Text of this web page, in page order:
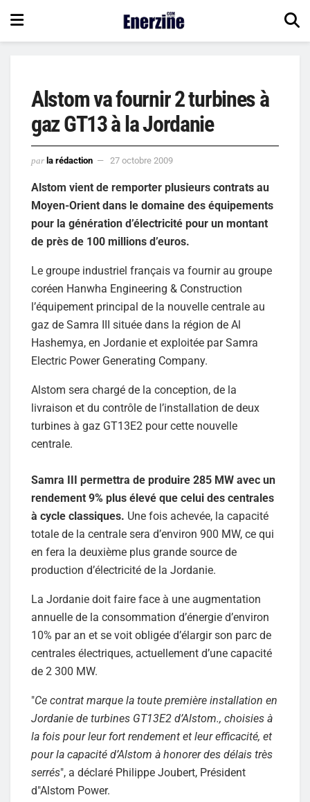
Alstom va fournir 2 turbines à
gaz GT13 à la Jordanie
par la rédaction 27 octobre 2009
Alstom vient de remporter plusieurs contrats au
Moyen-Orient dans le domaine des équipements
pour la génération d’électricité pour un montant
de près de 100 millions d’euros.
Le groupe industriel français va fournir au groupe
coréen Hanwha Engineering & Construction
l’équipement principal de la nouvelle centrale au
gaz de Samra III située dans la région de Al
Hashemya, en Jordanie et exploitée par Samra
Electric Power Generating Company.
Alstom sera chargé de la conception, de la
livraison et du contrôle de l’installation de deux
turbines à gaz GT13E2 pour cette nouvelle
centrale.
Samra III permettra de produire 285 MW avec un
rendement 9% plus élevé que celui des centrales
à cycle classiques. Une fois achevée, la capacité
totale de la centrale sera d’environ 900 MW, ce qui
en fera la deuxième plus grande source de
production d’électricité de la Jordanie.
La Jordanie doit faire face à une augmentation
annuelle de la consommation d’énergie d’environ
10% par an et se voit obligée d’élargir son parc de
centrales électriques, actuellement d’une capacité
de 2 300 MW.
"Ce contrat marque la toute première installation en
Jordanie de turbines GT13E2 d’Alstom., choisies à
la fois pour leur fort rendement et leur efficacité, et
pour la capacité d’Alstom à honorer des délais très
serrés", a déclaré Philippe Joubert, Président
d"Alstom Power.